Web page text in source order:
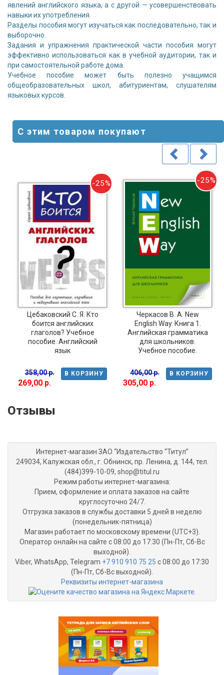
явлений английского языка, а с другой — усовершенствовать
навыки их употребления.
Разделы пособия могут изучаться как последовательно, так и
выборочно.
Задания и упражнения практической части пособия могут
эффективно использоваться как в учебной аудитории, так и
при самостоятельной работе дома.
Учебное пособие может быть полезно учащимся
общеобразовательных школ, абитуриентам, слушателям
языковых курсов.
С этим товаром покупают
-25%
Цебаковский С. Я. Кто
боится английских
глаголов? Учебное
пособие. Английский
язык
В КОРЗИНУ
358,00 р.
269,00 р.
-25%
Черкасов В. А. New
English Way. Книга 1.
Английская грамматика
для школьников.
Учебное пособие.
В КОРЗИНУ
406,00 р.
305,00 р.
Отзывы
Интернет-магазин ЗАО “Издательство “Титул”
249034, Калужская обл., г. Обнинск, пр. Ленина, д. 144, тел.
(484)399-10-09, shop@titul.ru
Режим работы интернет-магазина:
Прием, оформление и оплата заказов на сайте
круглосуточно 24/7.
Отгрузка заказов в службы доставки 5 дней в неделю
(понедельник-пятница)
Магазин работает по московскому времени (UTC+3).
Оператор онлайн на сайте с 08:00 до 17:30 (Пн-Пт, Сб-Вс
выходной).
Viber, WhatsApp, Telegram +7 910 910 75 25 с 08:00 до 17:30
(Пн-Пт, Сб-Вс выходной).
Реквизиты интернет-магазина